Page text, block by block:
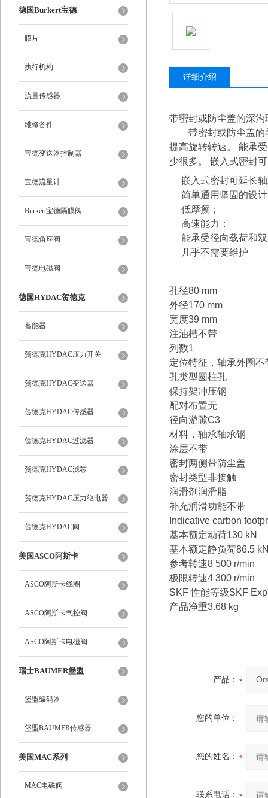
德国Burkert宝德
膜片
执行机构
流量传感器
维修备件
宝德变送器控制器
宝德流量计
Burkert宝德隔膜阀
宝德角座阀
宝德电磁阀
德国HYDAC贺德克
蓄能器
贺德克HYDAC压力开关
贺德克HYDAC变送器
贺德克HYDAC传感器
贺德克HYDAC过滤器
贺德克HYDAC滤芯
贺德克HYDAC压力继电器
贺德克HYDAC阀
美国ASCO阿斯卡
ASCO阿斯卡线圈
ASCO阿斯卡气控阀
ASCO阿斯卡电磁阀
瑞士BAUMER堡盟
堡盟编码器
堡盟BAUMER传感器
美国MAC系列
MAC电磁阀
详细介绍
带密封或防尘盖的深沟
带密封或防尘盖的单
提高旋转转速。 能承
少很多。 嵌入式密封
嵌入式密封可延长
简单通用坚固的设
低摩擦；
高速能力；
能承受径向载荷和
几乎不需要维护
孔径80 mm
外径170 mm
宽度39 mm
注油槽不带
列数1
定位特征，轴承外圈不
孔类型圆柱孔
保持架冲压钢
配对布置无
径向游隙C3
材料，轴承轴承钢
涂层不带
密封两侧带防尘盖
密封类型非接触
润滑剂润滑脂
补充润滑功能不带
Indicative carbon
基本额定动荷130 kN
基本额定静负荷86.5
参考转速8 500 r/min
极限转速4 300 r/min
SKF 性能等级SKF
产品净重3.68 kg
产品：
您的单位：
您的姓名：
联系电话：